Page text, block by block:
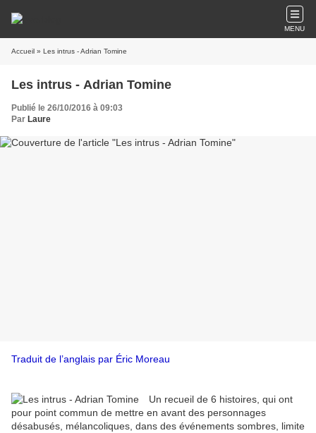
MENU
Accueil » Les intrus - Adrian Tomine
Les intrus - Adrian Tomine
Publié le 26/10/2016 à 09:03
Par Laure
Traduit de l’anglais par Éric Moreau
Un recueil de 6 histoires, qui ont
pour point commun de mettre en avant des personnages
désabusés, mélancoliques, dans des événements sombres, limite